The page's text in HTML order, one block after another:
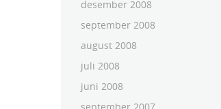
desember 2008
september 2008
august 2008
juli 2008
juni 2008